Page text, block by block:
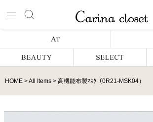
HOME All Items 高機能布製ﾏｽｸ（0R21-MSK04）